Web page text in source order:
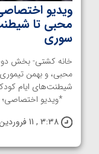
ویدیو
محبی تا
سوری
خانه کشتی- بخش
محبی، و بهمن
*ویدیو اختصاصی؛
3:38 , 11 فروردین 01